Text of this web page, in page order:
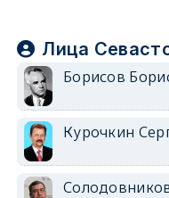
Лица
Борисов
Курочкин